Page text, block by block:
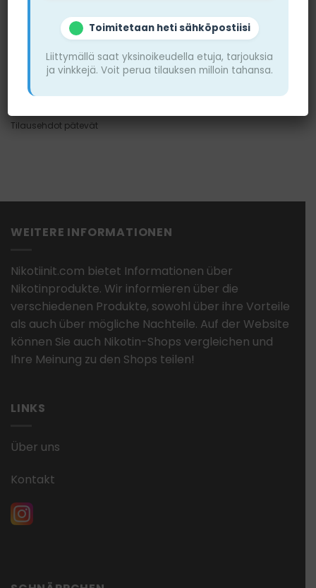
Snuscore
Tilausehdot pätevät
WEITERE INFORMATIONEN
Nikotiinit.com bietet Informationen über
Nikotinprodukte. Wir informieren über die
verschiedenen Produkte, sowohl über ihre Vorteile
als auch über mögliche Nachteile. Auf der Website
können Sie auch Nikotin-Shops vergleichen und
Ihre Meinung zu den Shops teilen!
LINKS
Über uns
Kontakt
Toimitetaan heti sähköpostiisi
Liittymällä saat yksinoikeudella etuja, tarjouksia
ja vinkkejä. Voit perua tilauksen milloin tahansa.